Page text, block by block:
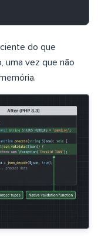
do que
uma vez que não